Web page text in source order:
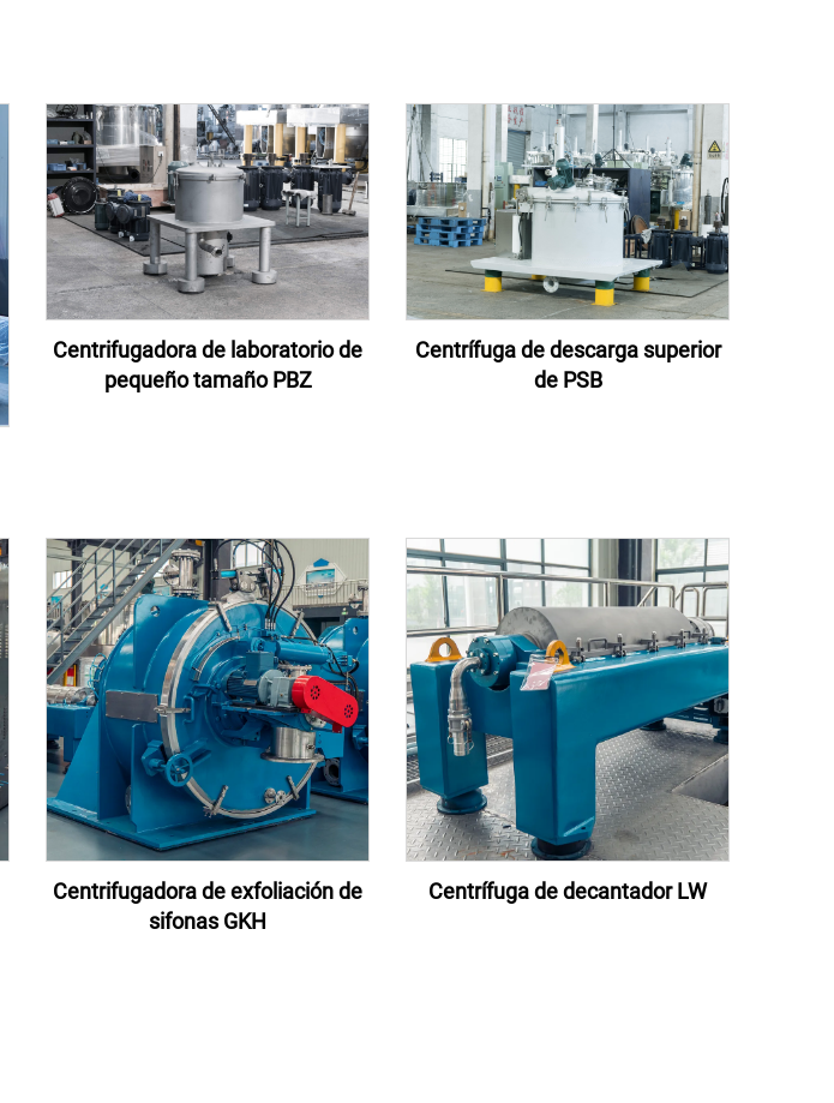
Centrifugadora de laboratorio de
pequeño tamaño PBZ
Centrífuga de descarga superior
de PSB
Centrifugadora de exfoliación de
sifonas GKH
Centrífuga de decantador LW